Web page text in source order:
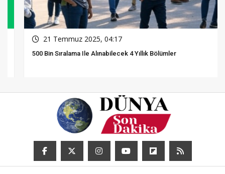
21 Temmuz 2025, 04:17
500 Bin Sıralama Ile Alınabilecek 4 Yıllık Bölümler